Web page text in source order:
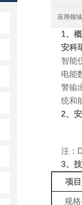
应用领域
1、
安科
智能
电能
警输
统和
2、
注：
3、
项目
规格